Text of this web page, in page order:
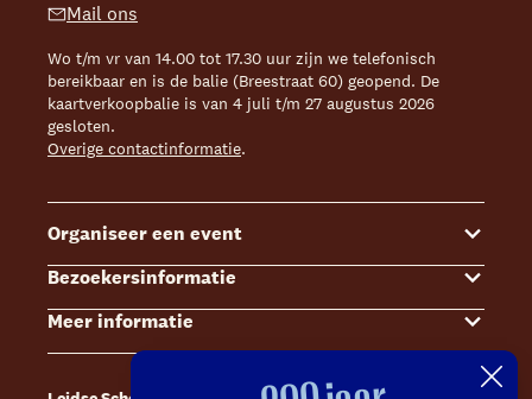
Mail ons
Wo t/m vr van 14.00 tot 17.30 uur zijn we telefonisch
bereikbaar en is de balie (Breestraat 60) geopend. De
kaartverkoopbalie is van 4 juli t/m 27 augustus 2026
gesloten.
Overige contactinformatie.
Organiseer een event
Events
Zalenoverzicht
Contact Sales & Events
Bezoekersinformatie
Kaartverkoop
Bereikbaarheid
Meer informatie